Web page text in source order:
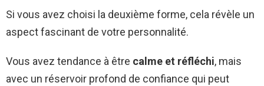
Si vous avez choisi la deuxième forme, cela révèle un
aspect fascinant de votre personnalité.
Vous avez tendance à être calme et réfléchi, mais
avec un réservoir profond de confiance qui peut